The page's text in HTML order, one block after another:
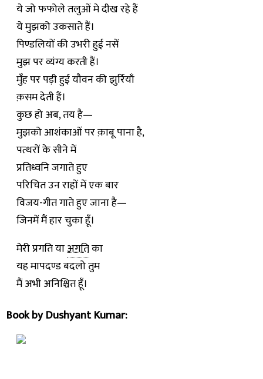
ये जो फफोले तलुओं मे दीख रहे हैं
ये मुझको उकसाते हैं।
पिण्डलियों की उभरी हुई नसें
मुझ पर व्यंग्य करती हैं।
मुँह पर पड़ी हुई यौवन की झुर्रियाँ
क़सम देती हैं।
कुछ हो अब, तय है—
मुझको आशंकाओं पर क़ाबू पाना है,
पत्थरों के सीने में
प्रतिध्वनि जगाते हुए
परिचित उन राहों में एक बार
विजय-गीत गाते हुए जाना है—
जिनमें मैं हार चुका हूँ।
मेरी प्रगति याअगतिका
यह मापदण्ड बदलो तुम
मैं अभी अनिश्चित हूँ।
Book by Dushyant Kumar: